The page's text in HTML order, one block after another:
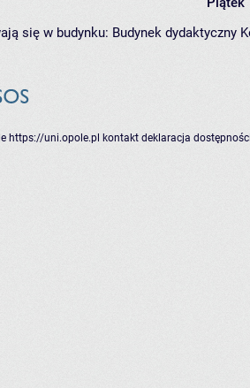
się w budynku: Budynek dydaktyczny
https://uni.opole.pl kontakt deklaracja